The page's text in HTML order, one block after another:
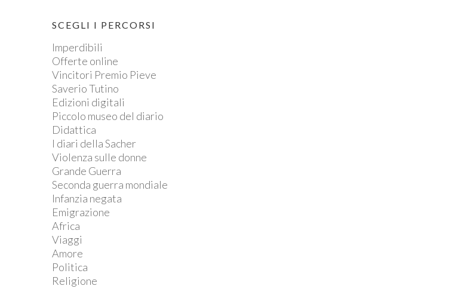
SCEGLI I PERCORSI
Imperdibili
Offerte online
Vincitori Premio Pieve
Saverio Tutino
Edizioni digitali
Piccolo museo del diario
Didattica
I diari della Sacher
Violenza sulle donne
Grande Guerra
Seconda guerra mondiale
Infanzia negata
Emigrazione
Africa
Viaggi
Amore
Politica
Religione